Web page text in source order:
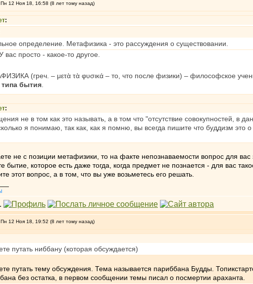
12 Ноя 18, 16:58 (8 лет тому назад)
:
определение. Метафизика - это рассуждения о существовании.
вас просто - какое-то другое.
(греч. – μετὰ τὰ φυσικά – то, что после физики) – философское
бытия
:
не в том как это называть, а в том что "отсутствие совокупностей, в
я понимаю, так как, как я помню, вы всегда пишите что буддизм это
не с позиции метафизики, то на факте непознаваемости вопрос для
бытие, которое есть даже тогда, когда предмет не познается - для вас
этот вопрос, а в том, что вы уже возьметесь его решать.
12 Ноя 18, 19:52 (8 лет тому назад)
путать ниббану (которая обсуждается)
путать тему обсуждения. Тема называется париббана Будды.
без остатка, в первом сообщении темы писал о посмертии араханта.